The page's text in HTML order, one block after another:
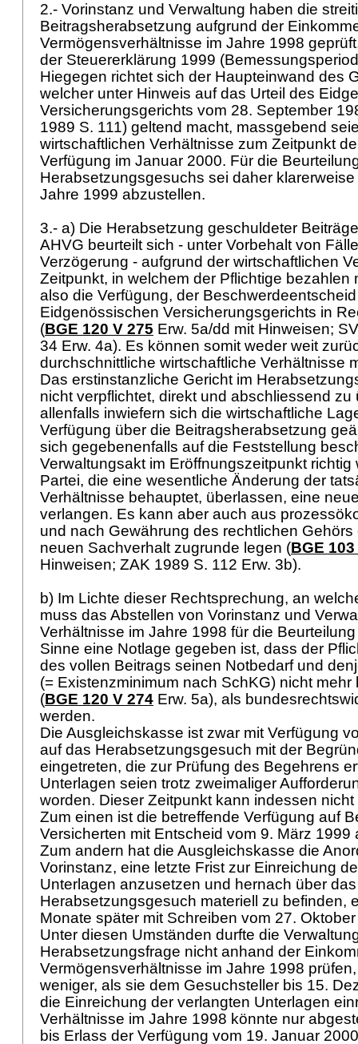
2.- Vorinstanz und Verwaltung haben die
Beitragsherabsetzung aufgrund der
Vermögensverhältnisse im Jahre 1998
der Steuererklärung 1999
Hiegegen richtet sich der Haupteinwand des
welcher unter Hinweis auf das Urteil des
Versicherungsgerichts vom 28. September
1989 S. 111) geltend macht, massgebend
wirtschaftlichen Verhältnisse zum Zeitpunkt
Verfügung im Januar 2000. Für die
Herabsetzungsgesuchs sei daher
Jahre 1999 abzustellen.
3.- a) Die Herabsetzung geschuldeter
AHVG beurteilt sich - unter Vorbehalt von
Verzögerung - aufgrund der wirtschaftlichen
Zeitpunkt, in welchem der Pflichtige bezahlen
also die Verfügung, der
Eidgenössischen Versicherungsgerichts in
(BGE 120 V 275 Erw. 5a/dd mit Hinweisen;
34 Erw. 4a). Es können somit weder weit
durchschnittliche wirtschaftliche Verhältnisse
Das erstinstanzliche Gericht im
nicht verpflichtet, direkt und abschliessend zu
allenfalls inwiefern sich die wirtschaftliche
Verfügung über die Beitragsherabsetzung
sich gegebenenfalls auf die Feststellung
Verwaltungsakt im Eröffnungszeitpunkt richtig
Partei, die eine wesentliche Änderung der
Verhältnisse behauptet, überlassen, eine
verlangen. Es kann aber auch aus
und nach Gewährung des rechtlichen
neuen Sachverhalt zugrunde legen (BGE
Hinweisen; ZAK 1989 S. 112 Erw. 3b).
b) Im Lichte dieser Rechtsprechung, an
muss das Abstellen von Vorinstanz und
Verhältnisse im Jahre 1998 für die
Sinne eine Notlage gegeben ist, dass der
des vollen Beitrags seinen Notbedarf und
(= Existenzminimum nach SchKG) nicht
(BGE 120 V 274 Erw. 5a), als
werden.
Die Ausgleichskasse ist zwar mit Verfügung
auf das Herabsetzungsgesuch mit der
eingetreten, die zur Prüfung des Begehrens
Unterlagen seien trotz zweimaliger
worden. Dieser Zeitpunkt kann indessen
Zum einen ist die betreffende Verfügung auf
Versicherten mit Entscheid vom 9. März
Zum andern hat die Ausgleichskasse die
Vorinstanz, eine letzte Frist zur Einreichung
Unterlagen anzusetzen und hernach über das
Herabsetzungsgesuch materiell zu befinden,
Monate später mit Schreiben vom 27.
Unter diesen Umständen durfte die
Herabsetzungsfrage nicht anhand der
Vermögensverhältnisse im Jahre 1998
weniger, als sie dem Gesuchsteller bis 15.
die Einreichung der verlangten Unterlagen
Verhältnisse im Jahre 1998 könnte nur
bis Erlass der Verfügung vom 19. Januar